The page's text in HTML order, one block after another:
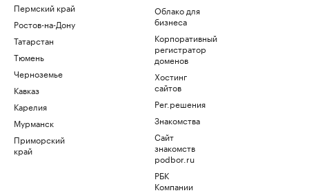
Пермский край
Ростов-на-Дону
Татарстан
Тюмень
Черноземье
Кавказ
Карелия
Мурманск
Приморский
край
Облако для
бизнеса
Корпоративный
регистратор
доменов
Хостинг
сайтов
Рег.решения
Знакомства
Сайт
знакомств
podbor.ru
РБК
Компании